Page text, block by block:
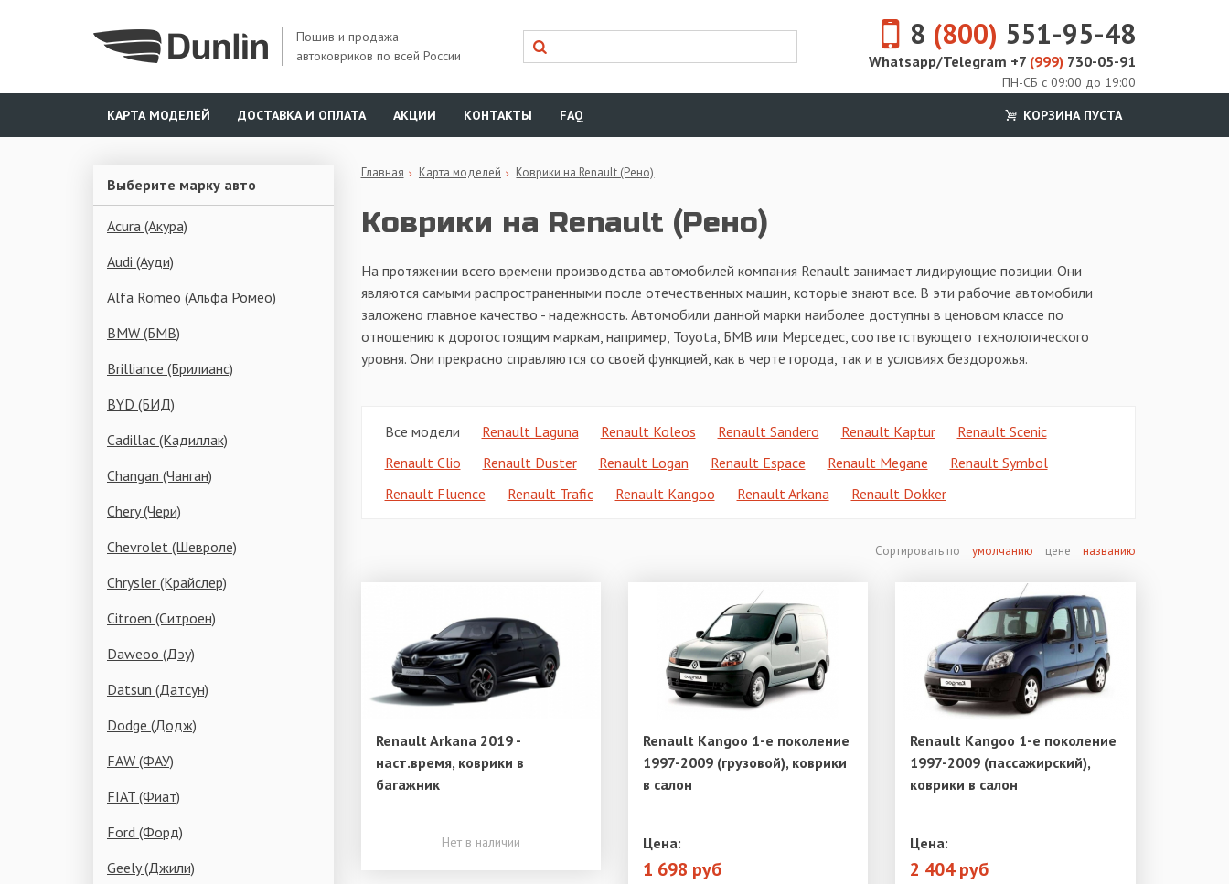
Пошив и продажа
автоковриков по всей России
8 (800) 551-95-48
Whatsapp/Telegram +7 (999) 730-05-91
ПН-СБ с 09:00 до 19:00
КАРТА МОДЕЛЕЙ
ДОСТАВКА И ОПЛАТА АКЦИИ КОНТАКТЫ FAQ КОРЗИНА ПУСТА
Выберите марку авто
Acura (Акура)
Audi (Ауди)
Alfa Romeo (Альфа Ромео)
BMW (БМВ)
Brilliance (Брилианс)
BYD (БИД)
Cadillac (Кадиллак)
Changan (Чанган)
Chery (Чери)
Chevrolet (Шевроле)
Chrysler (Крайслер)
Citroen (Ситроен)
Daweoo (Дэу)
Datsun (Датсун)
Dodge (Додж)
FAW (ФАУ)
FIAT (Фиат)
Ford (Форд)
Geely (Джили)
Главная Карта моделей Коврики на Renault (Рено)
Коврики на Renault (Рено)
На протяжении всего времени производства автомобилей компания Renault занимает лидирующие позиции. Они
являются самыми распространенными после отечественных машин, которые знают все. В эти рабочие автомобили
заложено главное качество - надежность. Автомобили данной марки наиболее доступны в ценовом классе по
отношению к дорогостоящим маркам, например, Toyota, БМВ или Мерседес, соответствующего технологического
уровня. Они прекрасно справляются со своей функцией, как в черте города, так и в условиях бездорожья.
Все модели Renault Laguna Renault Koleos Renault Sandero Renault Kaptur
Renault Scenic
Renault Clio
Renault Duster Renault Logan Renault Espace Renault Megane
Renault Symbol
Renault Fluence
Renault Trafic Renault Kangoo Renault Arkana Renault Dokker
Сортировать по умолчанию цене названию
Renault Arkana 2019 -
наст.время, коврики в
багажник
Нет в наличии
Renault Kangoo 1-е поколение
1997-2009 (грузовой), коврики
в салон
Цена:
1 698 руб
Renault Kangoo 1-е поколение
1997-2009 (пассажирский),
коврики в салон
Цена:
2 404 руб